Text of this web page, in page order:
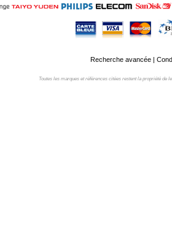
Recherche avancée|
Toutes les marques et références citées restent la propriété de